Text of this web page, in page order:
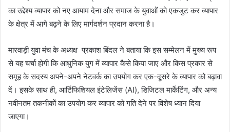
e
m
i
l
का उद्देश्य व्यापार को नए आयाम देना और समाज के युवाओं को एकजुट कर व्यापार
के क्षेत्र में आगे बढ़ने के लिए मार्गदर्शन प्रदान करना है।
मारवाड़ी युवा मंच के अध्यक्ष प्रकाश बिंदल ने बताया कि इस सम्मेलन में मुख्य रूप
से यह चर्चा होगी कि आधुनिक युग में व्यापार कैसे किया जाए और किस प्रकार से
समूह के सदस्य अपने-अपने नेटवर्क का उपयोग कर एक-दूसरे के व्यापार को बढ़ावा
दें। इसके साथ ही, आर्टिफिशियल इंटेलिजेंस (AI), डिजिटल मार्केटिंग, और अन्य
नवीनतम तकनीकों का उपयोग कर व्यापार को गति देने पर विशेष ध्यान दिया
जाएगा।